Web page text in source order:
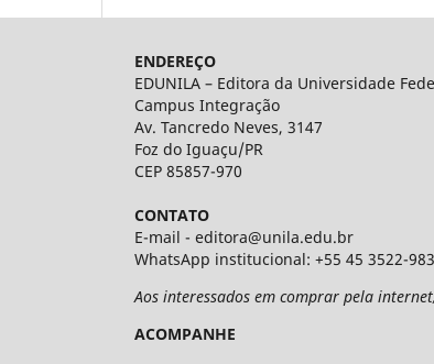
ENDEREÇO
EDUNILA – Editora da Universidade
Campus Integração
Av. Tancredo Neves, 3147
Foz do Iguaçu/PR
CEP 85857-970
CONTATO
E-mail - editora@unila.edu.br
WhatsApp institucional: +55 45 3522-
Aos interessados em comprar pela
ACOMPANHE